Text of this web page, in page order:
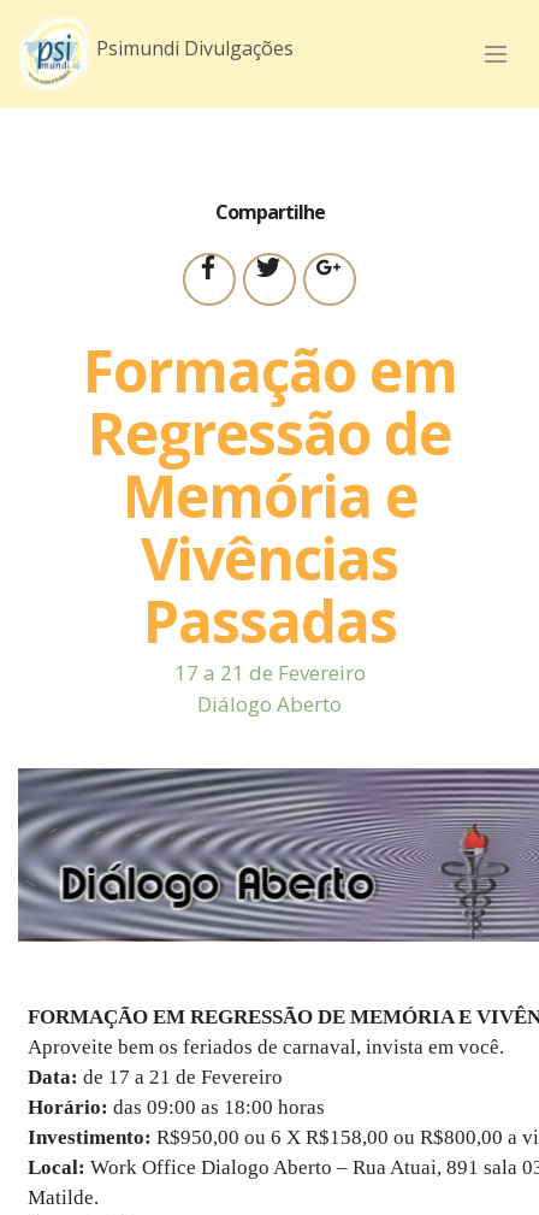
mobirise.com
Psimundi Divulgações
Psimundi.com.br
Compartilhe
Formação em
Regressão de
Memória e
Vivências
Passadas
17 a 21 de Fevereiro
Diálogo Aberto
FORMAÇÃO EM REGRESSÃO DE MEMÓRIA E
Aproveite bem os feriados de carnaval, invista em você.
Data: de 17 a 21 de Fevereiro
Horário: das 09:00 as 18:00 horas
Investimento: R$950,00 ou 6 X R$158,00 ou R$800,00 a
Local: Work Office Dialogo Aberto – Rua Atuai, 891 sala
Matilde.